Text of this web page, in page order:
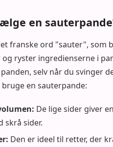
en
franske ord "sauter", som
ryster ingredienserne i
selv når du svinger
en sauterpande:
De lige sider giver
skrå sider.
Den er ideel til retter, der